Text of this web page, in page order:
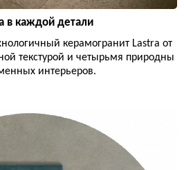
в каждой детали
керамогранит Lastra от
текстурой и четырьмя природны
интерьеров.